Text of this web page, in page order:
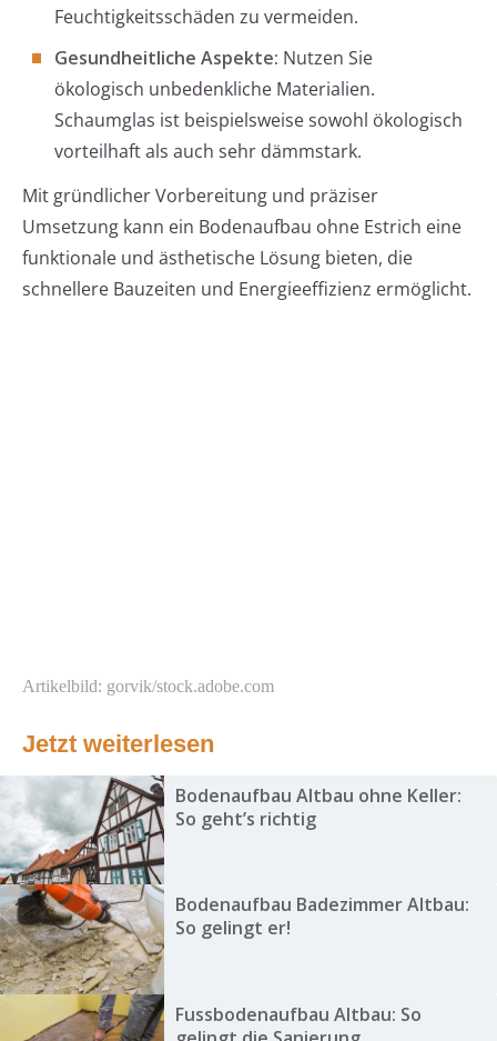
Feuchtigkeitsschäden zu vermeiden.
Gesundheitliche Aspekte: Nutzen Sie
ökologisch unbedenkliche Materialien.
Schaumglas ist beispielsweise sowohl ökologisch
vorteilhaft als auch sehr dämmstark.
Mit gründlicher Vorbereitung und präziser
Umsetzung kann ein Bodenaufbau ohne Estrich eine
funktionale und ästhetische Lösung bieten, die
schnellere Bauzeiten und Energieeffizienz ermöglicht.
Artikelbild: gorvik/stock.adobe.com
Jetzt weiterlesen
Bodenaufbau Altbau ohne Keller:
So geht’s richtig
Bodenaufbau Badezimmer Altbau:
So gelingt er!
Fussbodenaufbau Altbau: So